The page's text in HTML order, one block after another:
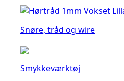
Snøre, tråd og wire
Smykkeværktøj